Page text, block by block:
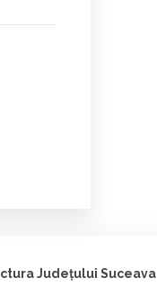
Judeţului Suceava